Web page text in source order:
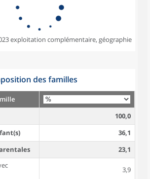
exploitation complémentaire, géographie
des familles
100,0
36,1
23,1
3,9